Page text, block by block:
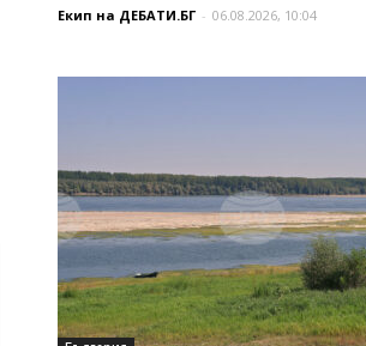
Екип на ДЕБАТИ.БГ - 06.08.2026, 10:04